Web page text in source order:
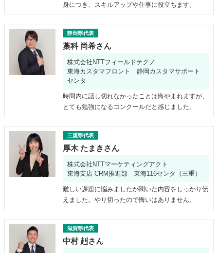
身につき、スキルアップや仕事に役立ちます。
静岡県代表
藁科 尚希さん
株式会社NTTフィールドテクノ
東海カスタマフロント 静岡カスタマサポート
センタ
時間内に話し切れなかったことは悔やまれますが、
とても勉強になるコンクールだと感じました。
三重県代表
厚木 たまきさん
株式会社NTTマーケティングアクト
東海支店 CRM推進部 東海116センタ（三重）
難しい課題に悩みましたが聞いた内容をしっかり伝
えました。やり切ったので悔いはありません。
滋賀県代表
中村 赳さん